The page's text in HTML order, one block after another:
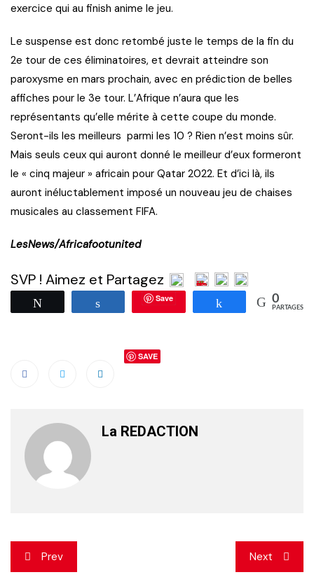
exercice qui au finish anime le jeu.
Le suspense est donc retombé juste le temps de la fin du
2e tour de ces éliminatoires, et devrait atteindre son
paroxysme en mars prochain, avec en prédiction de belles
affiches pour le 3e tour. L’Afrique n’aura que les
représentants qu’elle mérite à cette coupe du monde.
Seront-ils les meilleurs parmi les 10 ? Rien n’est moins sûr.
Mais seuls ceux qui auront donné le meilleur d’eux formeront
le « cinq majeur » africain pour Qatar 2022. Et d’ici là, ils
auront inéluctablement imposé un nouveau jeu de chaises
musicales au classement FIFA.
LesNews/Africafootunited
SVP ! Aimez et Partagez
Partagez Save Partagez 0
PARTAGES
SAVE
La REDACTION
Navigation
Prev Next